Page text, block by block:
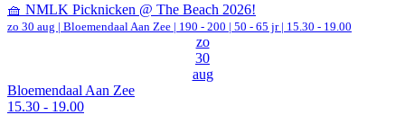
🧺 NMLK Picknicken @ The Beach 2026!
zo 30 aug | Bloemendaal Aan Zee | 190 - 200 | 50 - 65 jr | 15.30 - 19.00
zo
30
aug
Bloemendaal Aan Zee
15.30 - 19.00